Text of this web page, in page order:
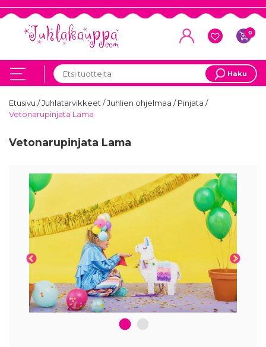
0
Haku
Etusivu /Juhlatarvikkeet/Juhlien ohjelmaa /Pinjata /
Vetonarupinjata Lama
Vetonarupinjata Lama
1 2